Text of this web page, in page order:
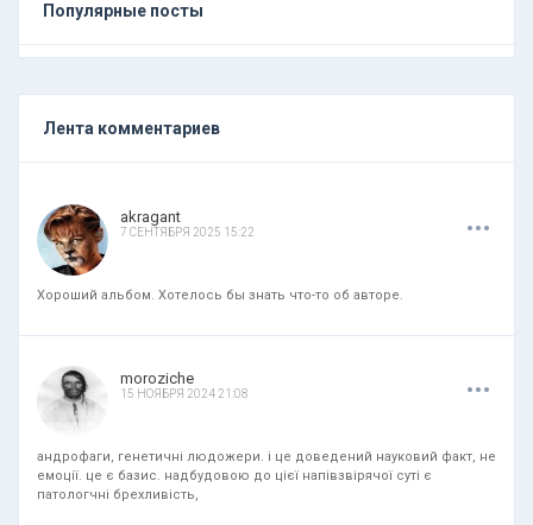
Популярные посты
Лента комментариев
akragant
7 СЕНТЯБРЯ 2025 15:22 ...
Хороший альбом. Хотелось бы знать что-то об авторе.
moroziche
15 НОЯБРЯ 2024 21:08 ...
андрофаги, генетичні людожери. і це доведений науковий факт, не
емоції. це є базис. надбудовою до цієї напівзвірячої суті є
патологчні брехливість,